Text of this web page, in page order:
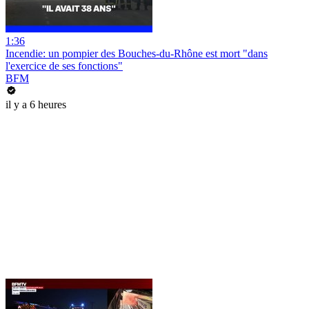
1:36
Incendie: un pompier des Bouches-du-Rhône est mort "dans
l'exercice de ses fonctions"
BFM
il y a 6 heures